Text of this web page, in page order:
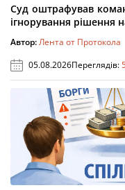
Суд оштрафував
ігнорування рішення
Автор:Лента от Протокола
05.08.2026Переглядів: